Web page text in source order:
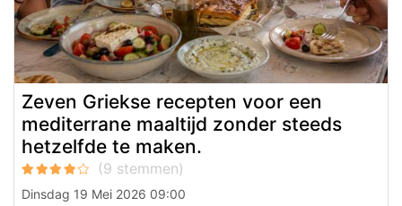
Zeven Griekse recepten voor een
mediterrane maaltijd zonder steeds
hetzelfde te maken.
Dinsdag 19 Mei 2026 09:00